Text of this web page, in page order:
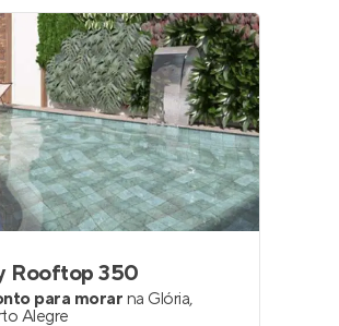
Rooftop 350
para morar na Glória,
Alegre